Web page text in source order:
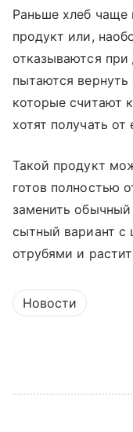
Раньше хлеб чаще
продукт или,
отказываются при
пытаются вернуть
которые считают
хотят получать
Такой продукт
готов полностью
заменить
сытный вариант с
отрубями и
Новости